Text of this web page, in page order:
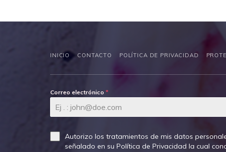
INICIO CONTACTO POLÍTICA DE PRIVACIDAD
Correo electrónico *
Autorizo los tratamientos de mis datos
señalado en su Política de Privacidad la cual